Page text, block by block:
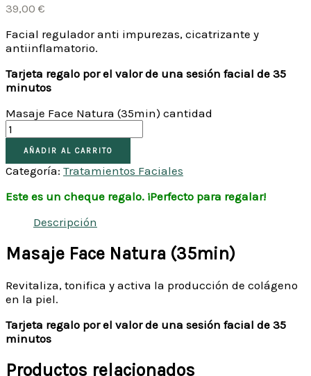
39,00 €
Facial regulador anti impurezas, cicatrizante y
antiinflamatorio.
Tarjeta regalo por el valor de una sesión facial de 35
minutos
Masaje Face Natura (35min) cantidad
AÑADIR AL CARRITO
Categoría: Tratamientos Faciales
Este es un cheque regalo. ¡Perfecto para regalar!
Descripción
Masaje Face Natura (35min)
Revitaliza, tonifica y activa la producción de colágeno
en la piel.
Tarjeta regalo por el valor de una sesión facial de 35
minutos
Productos relacionados